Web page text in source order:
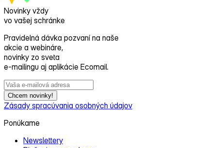
Novinky vždy
vo vašej schránke
Pravidelná dávka pozvaní na naše
akcie a webináre,
novinky zo sveta
e‑mailingu aj aplikácie Ecomail.
Chcem novinky!
Zásady spracúvania osobných údajov
Ponúkame
Newslettery